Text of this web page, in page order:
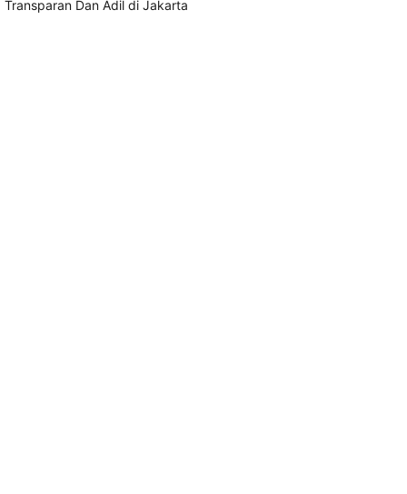
rincian